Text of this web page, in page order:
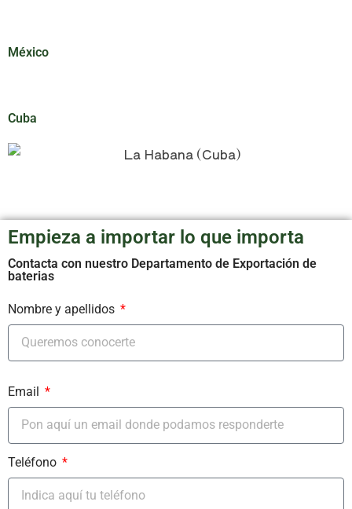
México
Cuba
Empieza a importar lo que importa
Contacta con nuestro Departamento de Exportación de
baterias
Nombre y apellidos
Email
Teléfono